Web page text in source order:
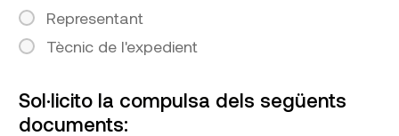
Representant
Tècnic de l'expedient
Sol·licito la compulsa dels següents
documents: